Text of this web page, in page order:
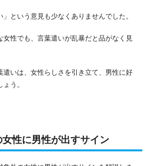
」という意見も少なくありませんでした。
女性でも、言葉遣いが乱暴だと品がなく見
遣いは、女性らしさを引き立て、男性に好
う。
性に男性が出すサイン